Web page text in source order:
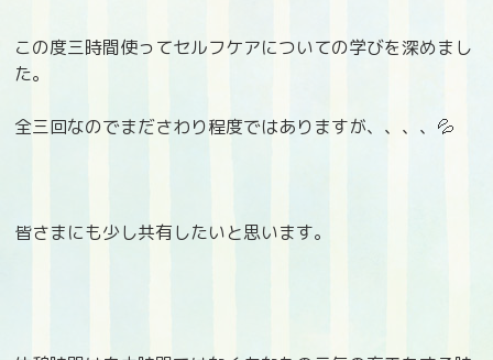
この度三時間使ってセルフケアについての学びを深めまし
た。
全三回なのでまださわり程度ではありますが、、、、💦
皆さまにも少し共有したいと思います。